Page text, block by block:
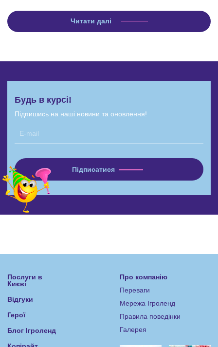
Читати далі
Будь в курсі!
Підпишись на наші новини та оновлення!
Послуги в
Києві
Відгуки
Герої
Блог Ігроленд
Про компанію
Переваги
Мережа Ігроленд
Правила поведінки
Галерея